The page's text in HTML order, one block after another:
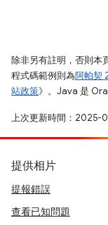
除非另有註明，否則本
程式碼範例則為阿帕契
站政策》。Java 是
上次更新時間：2025-
提供相片
提報錯誤
查看已知問題